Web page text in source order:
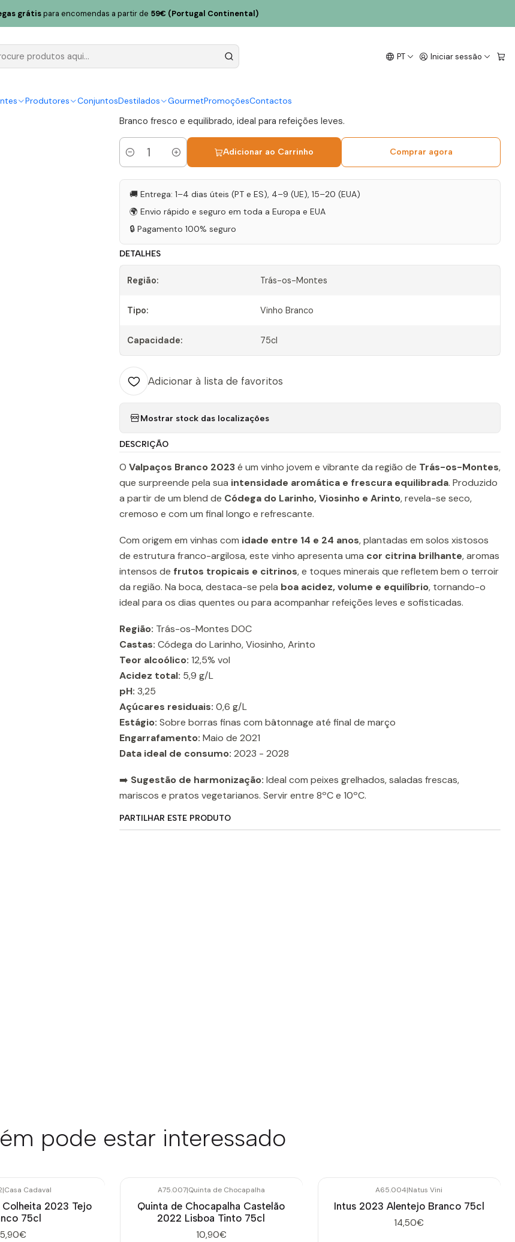
PT Iniciar sessão
Produtores ConjuntosDestilados GourmetPromoçõesContactos
grátispara encomendas a partir de 59€ (Portugal Continental)
2023 Trás-os-Montes Branco 75cl
Valpaços 2023 Trás-os-Montes
|
Branco fresco e equilibrado, ideal para refeições leves.
Quantidade
Adicionar ao Carrinho Comprar agora
🚚 Entrega: 1–4 dias úteis (PT e ES), 4–9 (UE), 15–20 (EUA)
🌍 Envio rápido e seguro em toda a Europa e EUA
🔒 Pagamento 100% seguro
DETALHES
Região: Trás-os-Montes
Tipo: Vinho Branco
Capacidade: 75cl
Adicionar à lista de favoritos
Mostrar stock das localizações
DESCRIÇÃO
O Valpaços Branco 2023é um vinho jovem e vibrante da região de Trás-os-Montes,
que surpreende pela sua intensidade aromática e frescura equilibrada. Produzido
a partir de um blend de Códega do Larinho, Viosinho e Arinto, revela-se seco,
cremoso e com um final longo e refrescante.
Com origem em vinhas com idade entre 14 e 24 anos, plantadas em solos xistosos
de estrutura franco-argilosa, este vinho apresenta uma cor citrina brilhante, aromas
intensos de frutos tropicais e citrinos, e toques minerais que refletem bem o terroir
da região. Na boca, destaca-se pela boa acidez, volume e equilíbrio, tornando-o
ideal para os dias quentes ou para acompanhar refeições leves e sofisticadas.
Região: Trás-os-Montes DOC
Castas: Códega do Larinho, Viosinho, Arinto
Teor alcoólico: 12,5% vol
Acidez total: 5,9 g/L
pH: 3,25
Açúcares residuais: 0,6 g/L
Estágio: Sobre borras finas com bâtonnage até final de março
Engarrafamento: Maio de 2021
Data ideal de consumo: 2023 - 2028
➡️ Sugestão de harmonização: Ideal com peixes grelhados, saladas frescas,
mariscos e pratos vegetarianos. Servir entre 8ºC e 10ºC.
PARTILHAR ESTE PRODUTO
pode estar interessado
|Casa Cadaval
Colheita 2023 Tejo
75cl
5,90€
A75.007|Quinta de Chocapalha
Quinta de Chocapalha Castelão
2022 Lisboa Tinto 75cl
10,90€
A65.004|Natus Vini
Intus 2023 Alentejo Branco 75cl
14,50€